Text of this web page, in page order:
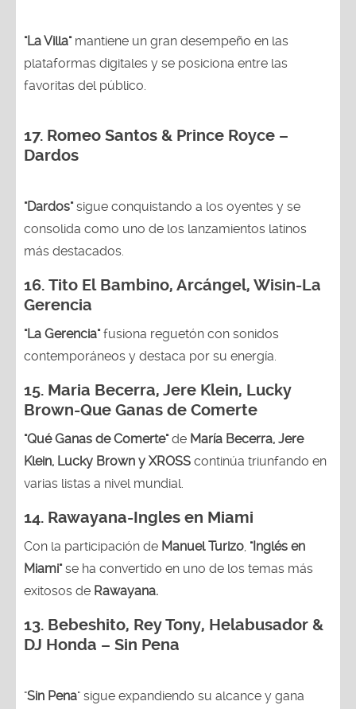
"La Villa"mantiene un gran desempeño en las
plataformas digitales y se posiciona entre las
favoritas del público.
17. Romeo Santos & Prince Royce –
Dardos
"Dardos"sigue conquistando a los oyentes y se
consolida como uno de los lanzamientos latinos
más destacados.
16. Tito El Bambino, Arcángel, Wisin-La
Gerencia
"La Gerencia"fusiona reguetón con sonidos
contemporáneos y destaca por su energía.
15. Maria Becerra, Jere Klein, Lucky
Brown-Que Ganas de Comerte
"Qué Ganas de Comerte"de María Becerra, Jere
Klein, Lucky Brown y XROSS continúa triunfando en
varias listas a nivel mundial.
14. Rawayana-Ingles en Miami
Con la participación de Manuel Turizo, "Inglés en
Miami"se ha convertido en uno de los temas más
exitosos de Rawayana.
13. Bebeshito, Rey Tony, Helabusador &
DJ Honda – Sin Pena
"Sin Pena" sigue expandiendo su alcance y gana